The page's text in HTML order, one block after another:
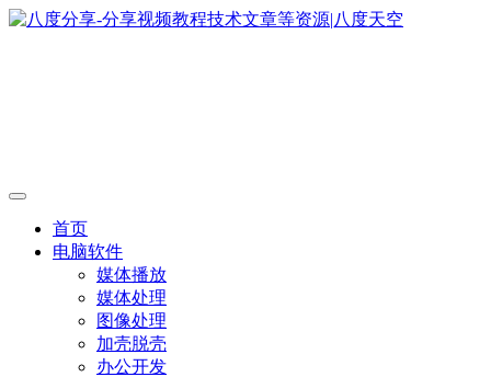
首页
电脑软件
媒体播放
媒体处理
图像处理
加壳脱壳
办公开发